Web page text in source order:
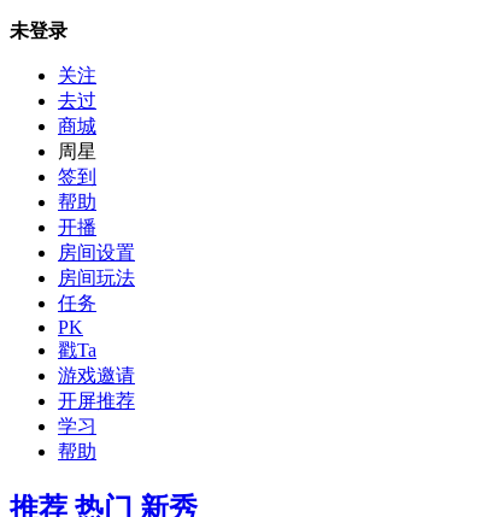
未登录
关注
去过
商城
周星
签到
帮助
开播
房间设置
房间玩法
任务
PK
戳Ta
游戏邀请
开屏推荐
学习
帮助
推荐 热门 新秀